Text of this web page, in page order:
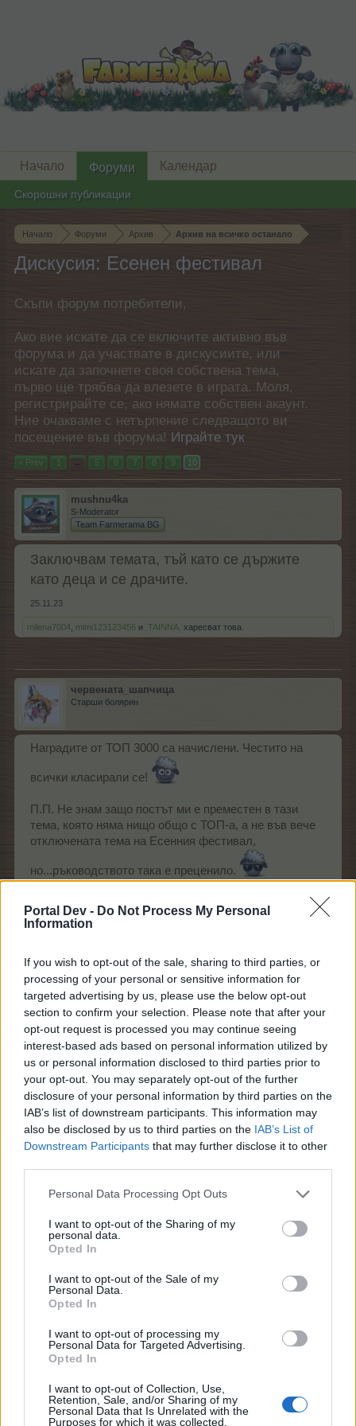
Portal Dev - Do Not Process My Personal
Information
If you wish to opt-out of the sale, sharing to third parties, or
processing of your personal or sensitive information for
targeted advertising by us, please use the below opt-out
section to confirm your selection. Please note that after your
opt-out request is processed you may continue seeing
interest-based ads based on personal information utilized by
us or personal information disclosed to third parties prior to
your opt-out. You may separately opt-out of the further
disclosure of your personal information by third parties on the
IAB’s list of downstream participants. This information may
also be disclosed by us to third parties on the IAB’s List of
Downstream Participants that may further disclose it to other
Personal Data Processing Opt Outs
I want to opt-out of the Sharing of my
personal data.
Opted In
I want to opt-out of the Sale of my
Personal Data.
Opted In
I want to opt-out of processing my
Personal Data for Targeted Advertising.
Opted In
I want to opt-out of Collection, Use,
Retention, Sale, and/or Sharing of my
Personal Data that Is Unrelated with the
Purposes for which it was collected.
Начало Форуми Архив Архив на всичко останало
Дискусия: Есенен фестивал
Скъпи форум потребители,
Ако вие искате да се включите активно във
форума и да участвате в дискусиите, или
искате да започнете своя собствена тема,
първо ще трябва да влезете в играта. Моля,
регистрирайте се, ако нямате собствен акаунт.
Ние очакваме с нетърпение следващото ви
посещение във форума! Играйте тук
< Prev 1 ← 5 6 7 8 9 10
mushnu4ka
S-Moderator
Team Farmerama BG
Заключвам темата, тъй като се държите
като деца и се драчите.
25.11.23
milena7004 mimi123123456 и .TAINNA. харесват това.
червената_шапчица
Старши болярин
Наградите от ТОП 3000 са начислени. Честито на
всички класирали се!
П.П. Не знам защо постът ми е преместен в тази
тема, която няма нищо общо с ТОП-а, а не във вече
отключената тема на Есенния фестивал,
но...ръководството така е преценило.
Еделвайсите, но са участвали в ТОП 3000, го видят.
Кобрелия: Не знам къде си писала поста си, но е
преместен в подходящата тема!
Последно редактирано от модератора:28.11.23
27.11.23
-sheherezada67-
Професионалист
27.11.23
Zlobaraхаресва това.
Бисквитка-ММ
Редовен
-niksan- каза: ↑
Мисля че не само с арт спрей,аз например имам 4 реда за
по 5 процента,прави общо 20 процента,значи 4 арт
спрейй.Ако гледаш на бахама животни има ред който
намалява с 25 процента времето на обори,значи за бахама
Начало Форуми
Скорошни публикации
Календар